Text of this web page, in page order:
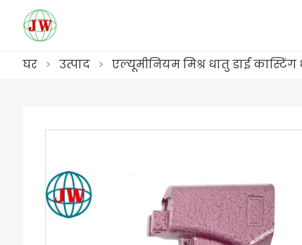
घर > उत्पाद > एल्यूमीनियम मिश्र धातु डाई कास्टिंग